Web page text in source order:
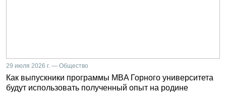
29 июля 2026 г. — Общество
Как выпускники программы MBA Горного университета
будут использовать полученный опыт на родине